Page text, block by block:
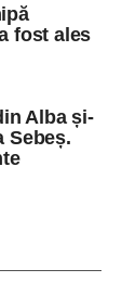
fost ales
Alba și-
Sebeș.